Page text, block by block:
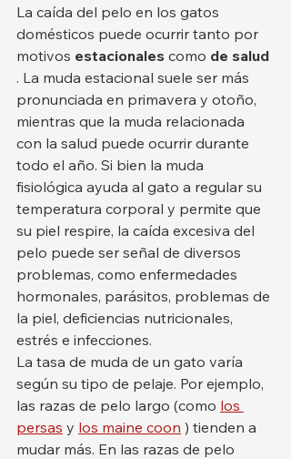
La caída del pelo en los gatos
domésticos puede ocurrir tanto por
motivos estacionales como de salud
. La muda estacional suele ser más
pronunciada en primavera y otoño,
mientras que la muda relacionada
con la salud puede ocurrir durante
todo el año. Si bien la muda
fisiológica ayuda al gato a regular su
temperatura corporal y permite que
su piel respire, la caída excesiva del
pelo puede ser señal de diversos
problemas, como enfermedades
hormonales, parásitos, problemas de
la piel, deficiencias nutricionales,
estrés e infecciones.
La tasa de muda de un gato varía
según su tipo de pelaje. Por ejemplo,
las razas de pelo largo (como los
persas y los maine coon ) tienden a
mudar más. En las razas de pelo